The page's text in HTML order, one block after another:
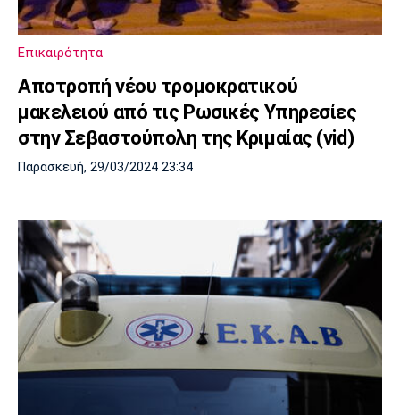
Πολιτισμός
Τραγούδια
Cine Spot
Running
Παρασκήνιο
Πρόγραμμα TV
Μάντσεστερ
Γιουνάιτεντ
Τσέλσι Άρσεναλ
Γιουβέντους
Επικαιρότητα
Αποτροπή νέου τρομοκρατικού
μακελειού από τις Ρωσικές Υπηρεσίες
στην Σεβαστούπολη της Κριμαίας (vid)
Παρασκευή, 29/03/2024 23:34